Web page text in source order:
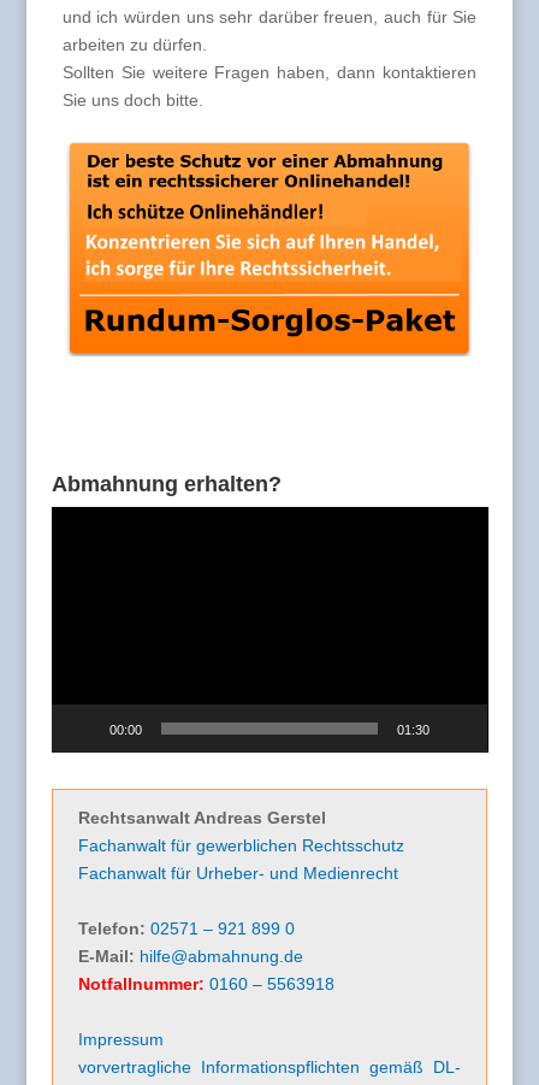
und ich würden uns sehr darüber freuen, auch für Sie
arbeiten zu dürfen.
Sollten Sie weitere Fragen haben, dann kontaktieren
Sie uns doch bitte.
Abmahnung erhalten?
00:00 01:30
Rechtsanwalt Andreas Gerstel
Fachanwalt für gewerblichen Rechtsschutz
Fachanwalt für Urheber- und Medienrecht
Telefon: 02571 – 921 899 0
E-Mail: hilfe@abmahnung.de
Notfallnummer: 0160 – 5563918
Impressum
vorvertragliche Informationspflichten gemäß DL-